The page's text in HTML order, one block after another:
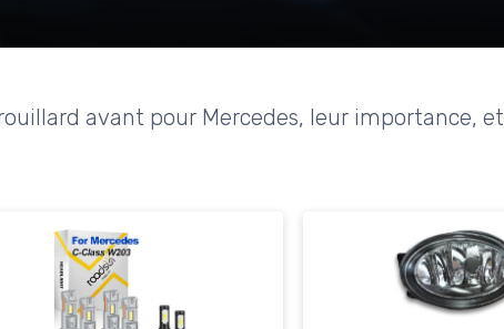
avant pour Mercedes, leur importance, et